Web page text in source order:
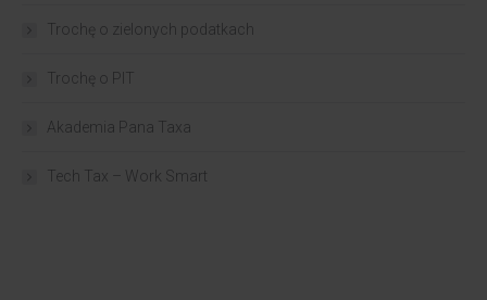
Trochę o zielonych podatkach
Trochę o PIT
Akademia Pana Taxa
Tech Tax – Work Smart